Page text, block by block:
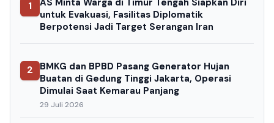
1
untuk Evakuasi, Fasilitas Diplomatik
Berpotensi Jadi Target Serangan Iran
2
BMKG dan BPBD Pasang Generator Hujan
Buatan di Gedung Tinggi Jakarta, Operasi
Dimulai Saat Kemarau Panjang
29 Juli 2026